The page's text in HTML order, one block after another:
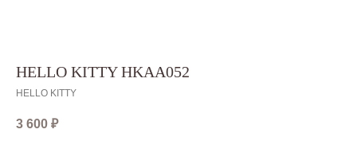
HELLO KITTY HKАА052
HELLO KITTY
3 600 ₽